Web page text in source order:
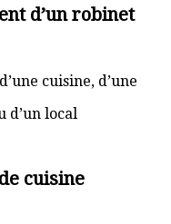
d’un robinet
cuisine, d’une
d’un local
cuisine